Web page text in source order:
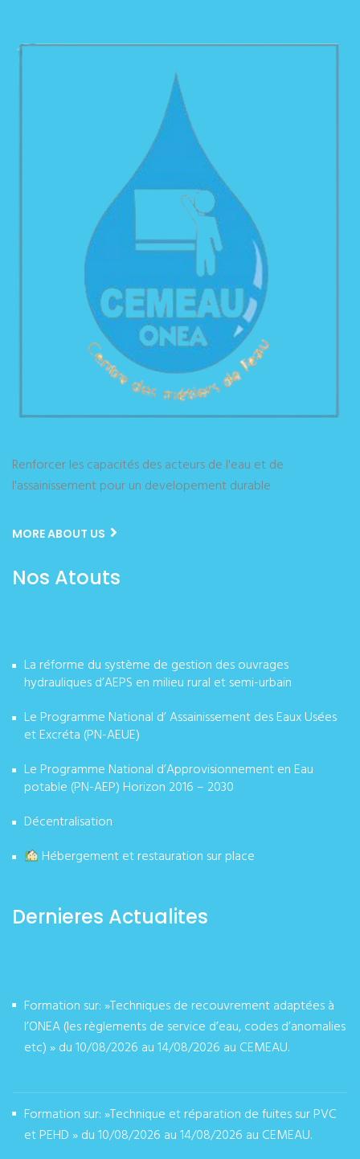
Renforcer les capacités des acteurs de l'eau et de
l'assainissement pour un developement durable
MORE ABOUT US
Nos Atouts
La réforme du système de gestion des ouvrages
hydrauliques d’AEPS en milieu rural et semi-urbain
Le Programme National d’ Assainissement des Eaux Usées
et Excréta (PN-AEUE)
Le Programme National d’Approvisionnement en Eau
potable (PN-AEP) Horizon 2016 – 2030
Décentralisation
Hébergement et restauration sur place
Dernieres Actualites
Formation sur: »Techniques de recouvrement adaptées à
l’ONEA (les règlements de service d’eau, codes d’anomalies
etc) » du 10/08/2026 au 14/08/2026 au CEMEAU.
Formation sur: »Technique et réparation de fuites sur PVC
et PEHD » du 10/08/2026 au 14/08/2026 au CEMEAU.